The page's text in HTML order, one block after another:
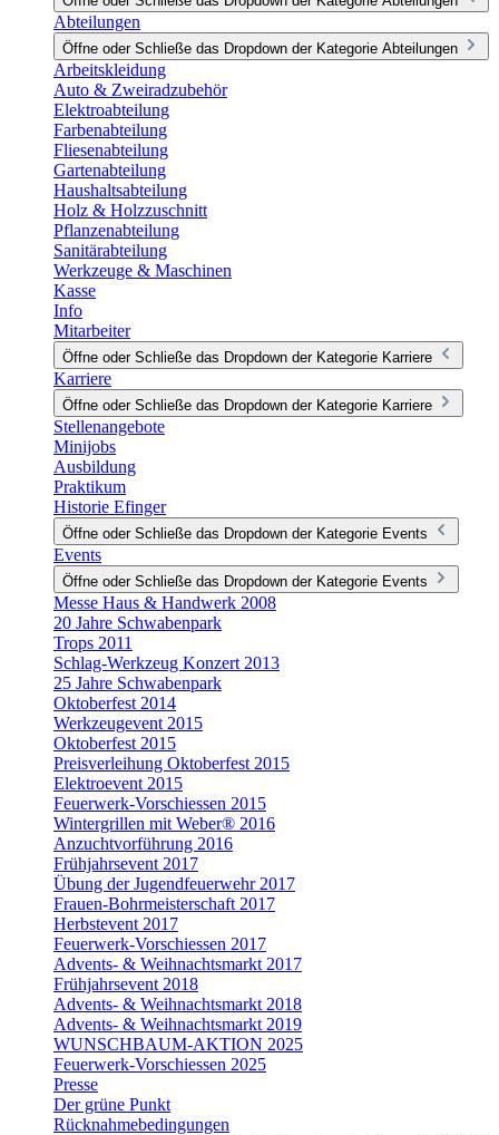
Abteilungen
Öffne oder Schließe das Dropdown der Kategorie Abteilungen
Arbeitskleidung
Auto & Zweiradzubehör
Elektroabteilung
Farbenabteilung
Fliesenabteilung
Gartenabteilung
Haushaltsabteilung
Holz & Holzzuschnitt
Pflanzenabteilung
Sanitärabteilung
Werkzeuge & Maschinen
Kasse
Info
Mitarbeiter
Öffne oder Schließe das Dropdown der Kategorie Karriere
Karriere
Öffne oder Schließe das Dropdown der Kategorie Karriere
Stellenangebote
Minijobs
Ausbildung
Praktikum
Historie Efinger
Öffne oder Schließe das Dropdown der Kategorie Events
Events
Öffne oder Schließe das Dropdown der Kategorie Events
Messe Haus & Handwerk 2008
20 Jahre Schwabenpark
Trops 2011
Schlag-Werkzeug Konzert 2013
25 Jahre Schwabenpark
Oktoberfest 2014
Werkzeugevent 2015
Oktoberfest 2015
Preisverleihung Oktoberfest 2015
Elektroevent 2015
Feuerwerk-Vorschiessen 2015
Wintergrillen mit Weber® 2016
Anzuchtvorführung 2016
Frühjahrsevent 2017
Übung der Jugendfeuerwehr 2017
Frauen-Bohrmeisterschaft 2017
Herbstevent 2017
Feuerwerk-Vorschiessen 2017
Advents- & Weihnachtsmarkt 2017
Frühjahrsevent 2018
Advents- & Weihnachtsmarkt 2018
Advents- & Weihnachtsmarkt 2019
WUNSCHBAUM-AKTION 2025
Feuerwerk-Vorschiessen 2025
Presse
Der grüne Punkt
Rücknahmebedingungen